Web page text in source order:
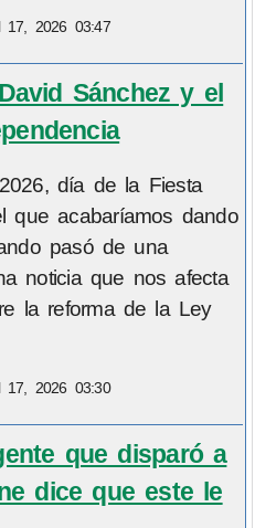
17, 2026 03:47
Sánchez y el
día de la Fiesta
que acabaríamos dando
pasó de una
noticia que nos afecta
la reforma de la Ley
17, 2026 03:30
que disparó a
dice que este le